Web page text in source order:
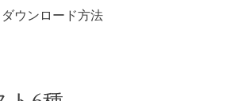
ダウンロード方法